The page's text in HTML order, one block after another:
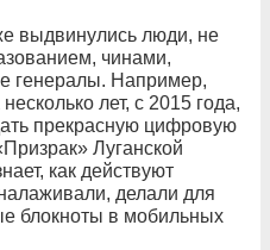
выдвинулись люди, не
чинами,
генералы. Например,
лет, с 2015 года,
прекрасную цифровую
Луганской
как действуют
делали для
блокноты в мобильных